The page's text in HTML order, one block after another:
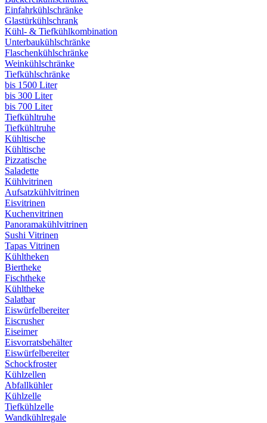
Einfahrkühlschränke
Glastürkühlschrank
Kühl- & Tiefkühlkombination
Unterbaukühlschränke
Flaschenkühlschränke
Weinkühlschränke
Tiefkühlschränke
bis 1500 Liter
bis 300 Liter
bis 700 Liter
Tiefkühltruhe
Tiefkühltruhe
Kühltische
Kühltische
Pizzatische
Saladette
Kühlvitrinen
Aufsatzkühlvitrinen
Eisvitrinen
Kuchenvitrinen
Panoramakühlvitrinen
Sushi Vitrinen
Tapas Vitrinen
Kühltheken
Biertheke
Fischtheke
Kühltheke
Salatbar
Eiswürfelbereiter
Eiscrusher
Eiseimer
Eisvorratsbehälter
Eiswürfelbereiter
Schockfroster
Kühlzellen
Abfallkühler
Kühlzelle
Tiefkühlzelle
Wandkühlregale